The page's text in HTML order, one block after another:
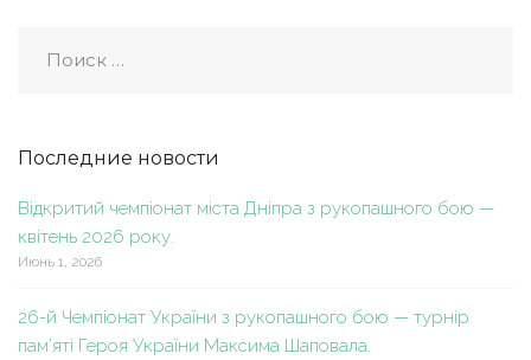
Последние новости
Відкритий чемпіонат міста Дніпра з рукопашного бою —
квітень 2026 року.
Июнь 1, 2026
26-й Чемпіонат України з рукопашного бою — турнір
пам’яті Героя України Максима Шаповала.